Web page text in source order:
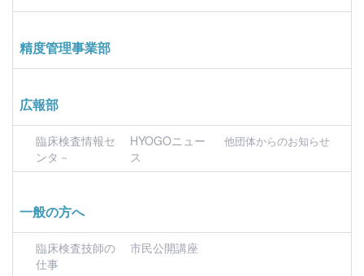
精度管理事業部
広報部
臨床検査情報セ
ンタ－
HYOGOニュー
ス
他団体からのお知らせ
一般の方へ
臨床検査技師の
仕事
市民公開講座